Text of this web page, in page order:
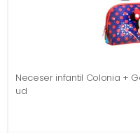
Neceser infantil Colonia +
ud